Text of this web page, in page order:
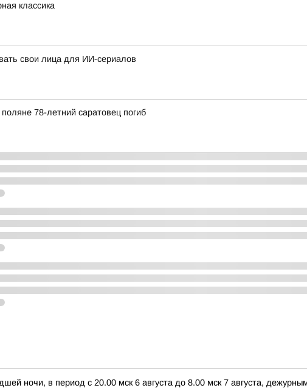
классика
свои лица для ИИ-сериалов
78-летний саратовец погиб
ночи, в период с 20.00 мск 6 августа до 8.00 мск 7 августа,